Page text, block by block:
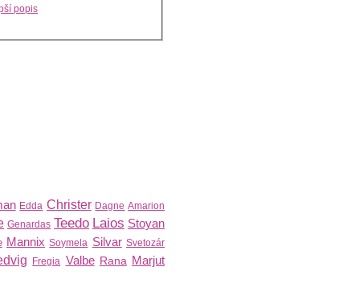
popis
Edda Christer Dagne Amarion
Genardas Teedo Laios Stoyan
Mannix Soymela Silvar Svetozár
Fregia Valbe Rana Marjut